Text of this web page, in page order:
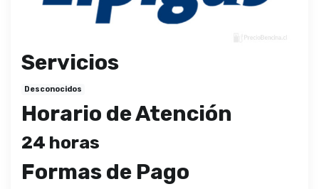
Servicios
Desconocidos
Horario de Atención
24 horas
Formas de Pago